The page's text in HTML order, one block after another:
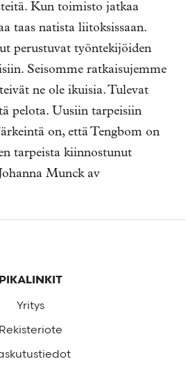
Kun toimisto jatkaa
taas natista liitoksissaan.
perustuvat työntekijöiden
Seisomme ratkaisujemme
ne ole ikuisia. Tulevat
pelota. Uusiin tarpeisiin
on, että Tengbom on
tarpeista kiinnostunut
Munck av
PIKALINKIT
Yritys
Rekisteriote